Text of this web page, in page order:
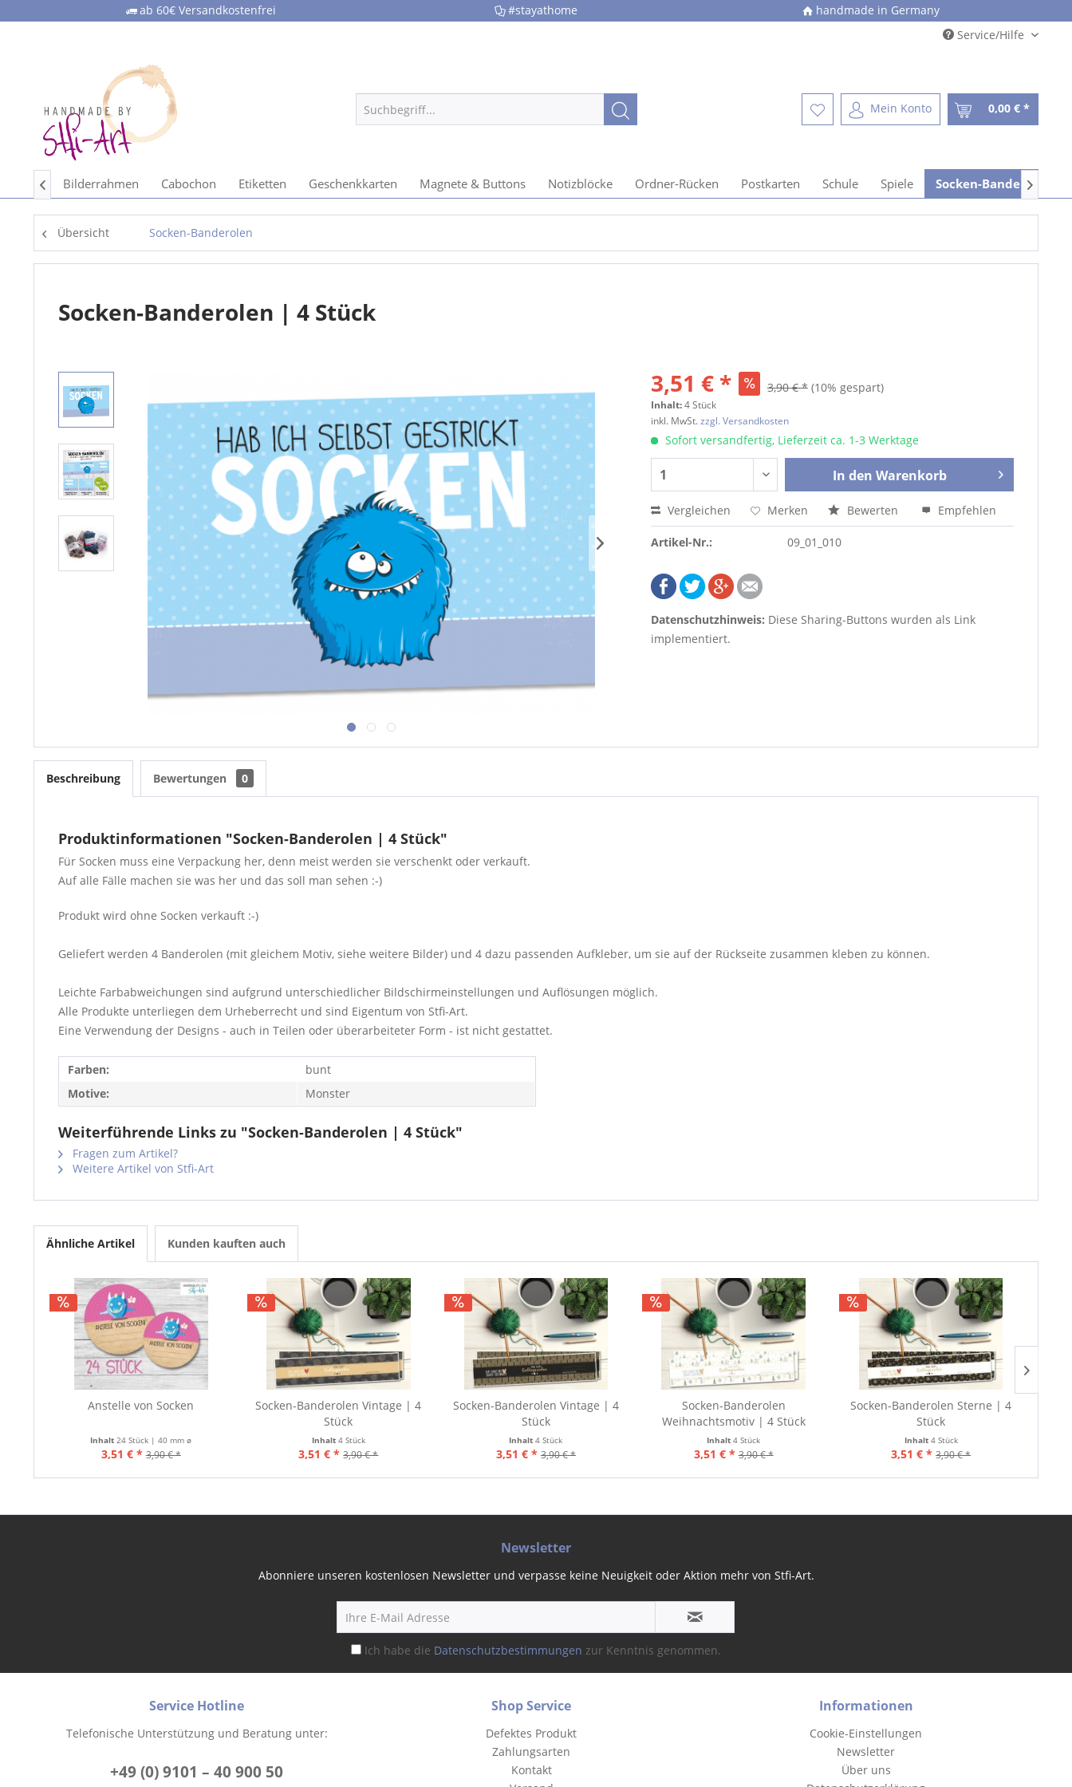
ab 60€ Versandkostenfrei #stayathome
handmade in Germany
Service/Hilfe
Mein Konto 0,00 € *
Bilderrahmen Cabochon Etiketten Geschenkkarten Magnete & Buttons Notizblöcke Ordner-Rücken Postkarten Schule Spiele Socken-Banderolen
 
Übersicht Socken-Banderolen
Socken-Banderolen | 4 Stück
3,51 € * 3,90 € * (10% gespart)
Inhalt:4 Stück
inkl. MwSt.zzgl. Versandkosten
Sofort versandfertig, Lieferzeit ca. 1-3 Werktage
In den Warenkorb
Vergleichen Merken Bewerten Empfehlen
Artikel-Nr.: 09_01_010
Datenschutzhinweis: Diese Sharing-Buttons wurden als Link
implementiert.
Beschreibung Bewertungen 0
Produktinformationen "Socken-Banderolen | 4 Stück"
Für Socken muss eine Verpackung her, denn meist werden sie verschenkt oder verkauft.
Auf alle Fälle machen sie was her und das soll man sehen :-)
Produkt wird ohne Socken verkauft :-)
Geliefert werden 4 Banderolen (mit gleichem Motiv, siehe weitere Bilder) und 4 dazu passenden Aufkleber, um sie auf der Rückseite zusammen kleben zu können.
Leichte Farbabweichungen sind aufgrund unterschiedlicher Bildschirmeinstellungen und Auflösungen möglich.
Alle Produkte unterliegen dem Urheberrecht und sind Eigentum von Stfi-Art.
Eine Verwendung der Designs - auch in Teilen oder überarbeiteter Form - ist nicht gestattet.
Farben:
bunt
Motive:
Monster
Weiterführende Links zu "Socken-Banderolen | 4 Stück"
Fragen zum Artikel?
Weitere Artikel von Stfi-Art
Ähnliche Artikel Kunden kauften auch
Anstelle von Socken
Inhalt24 Stück | 40 mm ø
3,51 € * 3,90 € *
Socken-Banderolen Vintage | 4
Stück
Inhalt 4 Stück
3,51 € * 3,90 € *
Socken-Banderolen Vintage | 4
Stück
Inhalt4 Stück
3,51 € * 3,90 € *
Socken-Banderolen
Weihnachtsmotiv | 4 Stück
Inhalt4 Stück
3,51 € * 3,90 € *
Socken-Banderolen Sterne | 4
Stück
Inhalt 4 Stück
3,51 € * 3,90 € *
Service Hotline
Telefonische Unterstützung und Beratung unter:
+49 (0) 9101 – 40 900 50
Shop Service
Defektes Produkt
Zahlungsarten
Kontakt
Informationen
Cookie-Einstellungen
Newsletter
Über uns
Newsletter
Abonniere unseren kostenlosen Newsletter und verpasse keine Neuigkeit oder Aktion mehr von Stfi-Art.
Ich habe die Datenschutzbestimmungen zur Kenntnis genommen.